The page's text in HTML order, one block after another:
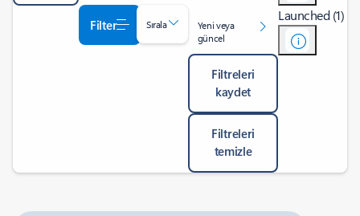
Filter Sırala
Yeni veya
güncel
Filtreleri
kaydet
Filtreleri
temizle
Launched (1)